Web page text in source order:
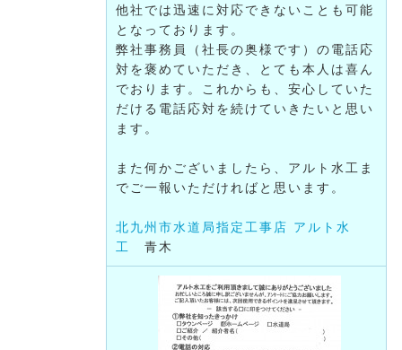
他社では迅速に対応できないことも可能
となっております。
弊社事務員（社長の奥様です）の電話応
対を褒めていただき、とても本人は喜ん
でおります。これからも、安心していた
だける電話応対を続けていきたいと思い
ます。
また何かございましたら、アルト水工ま
でご一報いただければと思います。
北九州市水道局指定工事店 アルト水
工
青木